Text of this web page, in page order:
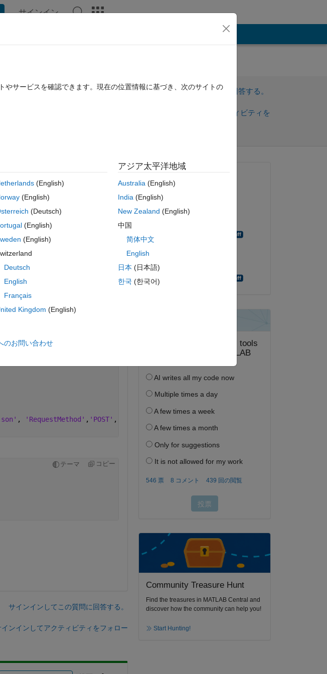
サインイン
webwrite (required
サインインしてこの質問に回答する。
サインインしてアクティビティを
MATLAB Online で開く
a Neo4j-Database:
created in Matlab and is
(Array) by using the following
, 'RequestMethod' , 'POST' ,
テーマ コピー
サインインしてこの質問に回答する。
ンインしてアクティビティをフォロー
2015 年 12 月 15 日
採用済み:
Community Treasure Hunt
Find the treasures in MATLAB Central and
discover how the community can help you!
Start Hunting!
サービスを確認できます。現在の位置情報に基づき、次のサイトの
(English)
(English)
(Deutsch)
(English)
(English)
Deutsch
English
Français
Kingdom (English)
アジア太平洋地域
Australia(English)
India(English)
New Zealand (English)
中国
简体中文
English
日本 (日本語)
한국 (한국어)
のお問い合わせ